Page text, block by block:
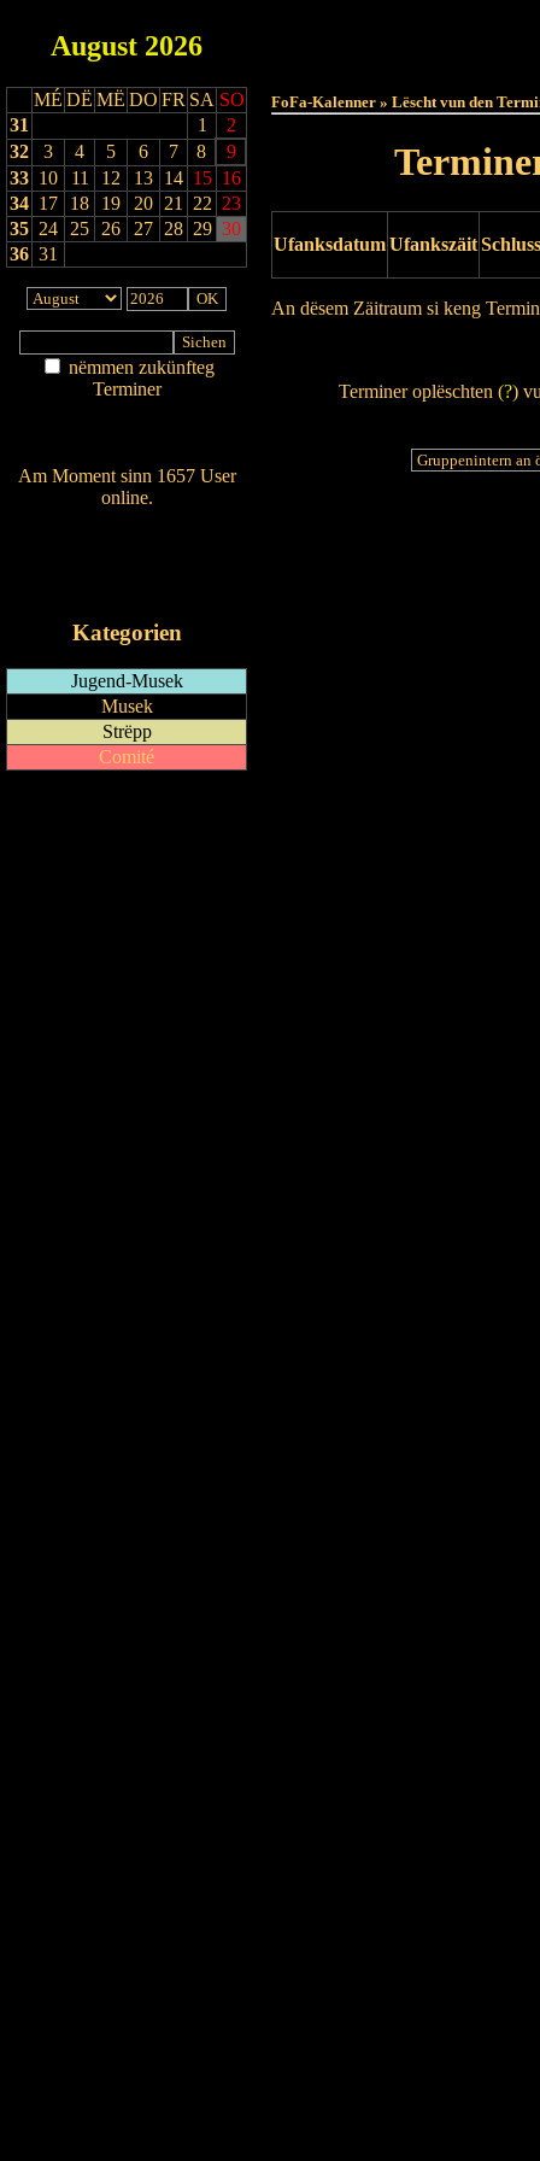
August 2026
MÉ DË MË DO FR SA SO
31
1
2
32
3 4 5 6 7 8
9
33 10 11 12 13 14 15 16
34 17 18 19 20 21 22 23
35 24 25 26 27 28 29 30
36 31
nëmmen zukünfteg
Terminer
Am Moment sinn 1657 User
online.
Kategorien
Jugend-Musek
Musek
Strëpp
Comité
FoFa-Kalenner » Lëscht vun den
UfanksdatumUfankszäit
An dësem Zäitraum si keng
Terminer oplëschten (?)